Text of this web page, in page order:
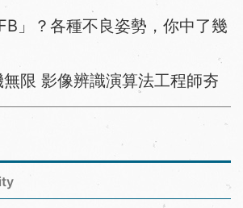
」？各種不良姿勢，你中了幾
限 影像辨識演算法工程師夯